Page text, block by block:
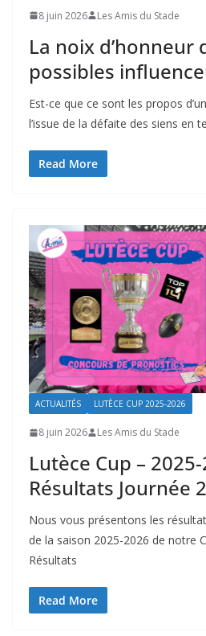
8 juin 2026 Les Amis du Stade
La noix d’honneur
possibles
Est-ce que ce sont les propos
l’issue de la défaite des siens en
Read More
ACTUALITÉS LUTÈCE CUP 2025-2026
8 juin 2026 Les Amis du Stade
Lutèce Cup –
Résultats Journée
Nous vous présentons les
de la saison 2025-2026 de notre
Résultats
Read More